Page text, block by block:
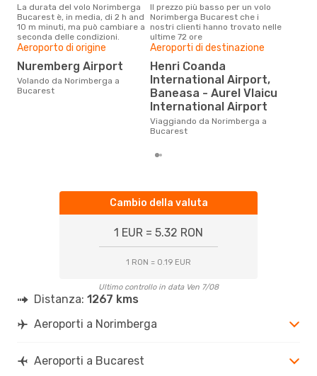
La durata del volo Norimberga
Bucarest è, in media, di 2 h and
10 m minuti, ma può cambiare a
seconda delle condizioni.
Il prezzo più basso per un volo
Norimberga Bucarest che i
nostri clienti hanno trovato nelle
ultime 72 ore
Aeroporto di origine
Nuremberg Airport
Volando da Norimberga a
Bucarest
Aeroporti di destinazione
Henri Coanda
International Airport,
Baneasa - Aurel Vlaicu
International Airport
Viaggiando da Norimberga a
Bucarest
Cambio della valuta
1 EUR = 5.32 RON
1 RON = 0.19 EUR
Ultimo controllo in data Ven 7/08
Distanza: 1267 kms
Aeroporti a Norimberga
Aeroporti a Bucarest